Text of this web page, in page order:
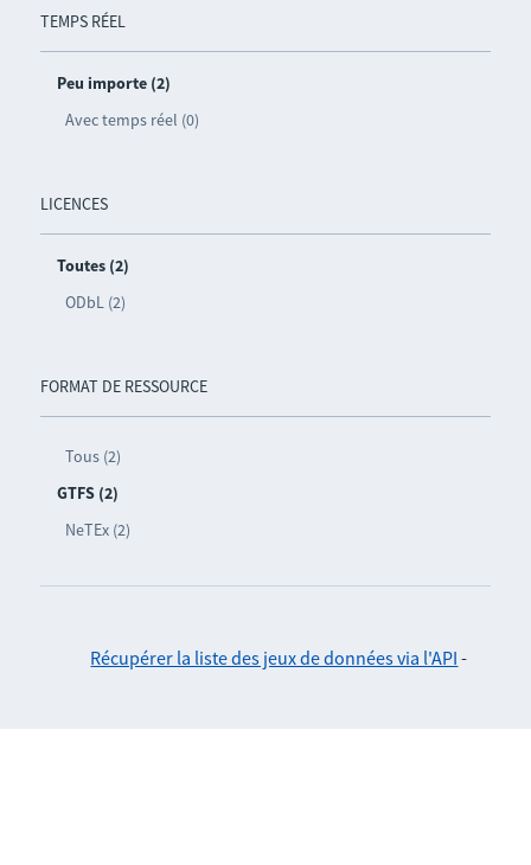
TEMPS RÉEL
Peu importe (2)
Avec temps réel (0)
LICENCES
Toutes (2)
ODbL (2)
FORMAT DE RESSOURCE
Tous (2)
GTFS (2)
NeTEx (2)
Récupérer la liste des jeux de données via l'API -